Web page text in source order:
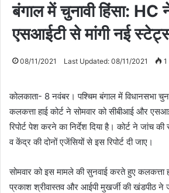
बंगाल में चुनावी हिंसा: HC
एसआईटी से मांगी नई स्टेट्स
08/11/2021 Last Updated: 08/11/2021 1
कोलकाता- 8 नवंबर। पश्चिम बंगाल में विधानसभा
कलकत्ता हाई कोर्ट ने सोमवार को सीबीआई और
रिपोर्ट पेश करने का निर्देश दिया है। कोर्ट ने जांच
व केंद्र की दोनों एजेंसियों से इस रिपोर्ट दी जाए।
सोमवार को इस मामले की सुनवाई करते हुए कलकत्ता
प्रकाश श्रीवास्तव और आईपी मुखर्जी की खंडपीठ ने